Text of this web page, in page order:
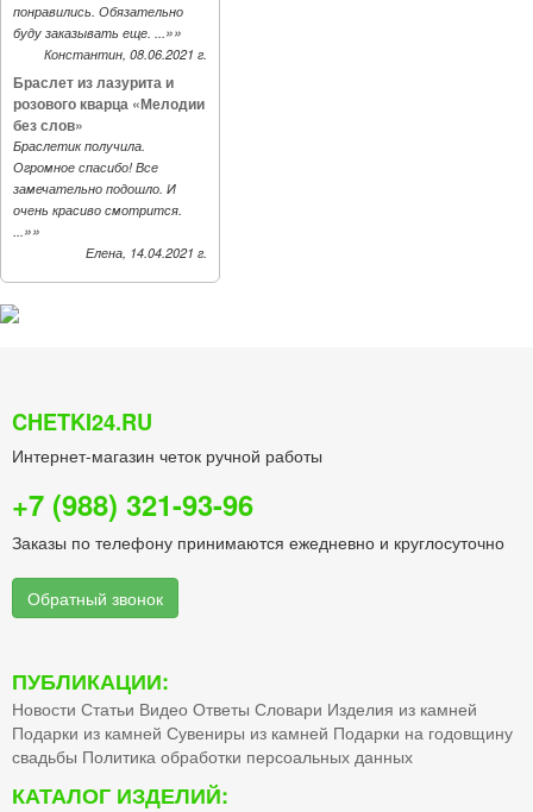
понравились. Обязательно
буду заказывать еще. ...»»
Константин, 08.06.2021 г.
Браслет из лазурита и
розового кварца «Мелодии
без слов»
Браслетик получила.
Огромное спасибо! Все
замечательно подошло. И
очень красиво смотрится.
...»»
Елена, 14.04.2021 г.
CHETKI24.RU
Интернет-магазин четок ручной работы
+7 (988) 321-93-96
Заказы по телефону принимаются ежедневно и круглосуточно
Обратный звонок
ПУБЛИКАЦИИ:
Новости Статьи Видео Ответы Словари Изделия из камней
Подарки из камней Сувениры из камней Подарки на годовщину
свадьбы Политика обработки персоальных данных
КАТАЛОГ ИЗДЕЛИЙ: